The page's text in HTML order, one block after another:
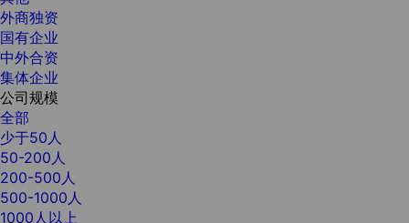
外商独资
国有企业
中外合资
集体企业
公司规模
全部
少于50人
50-200人
200-500人
500-1000人
1000人以上